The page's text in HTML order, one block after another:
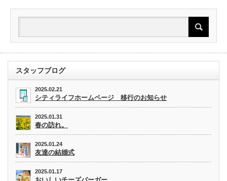
スタッフブログ
2025.02.21
シティライフホームページ 移行のお知らせ
2025.01.31
春の訪れ。
2025.01.24
友達の結婚式
2025.01.17